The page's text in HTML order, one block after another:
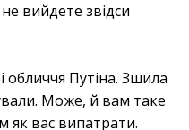
вийдете звідси
Путіна. Зшила
Може, й вам таке
вас випатрати.